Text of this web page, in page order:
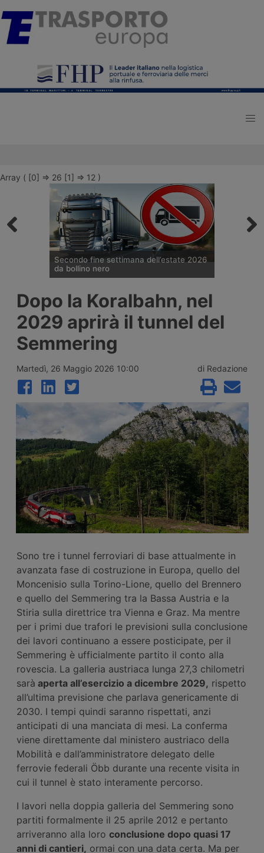
Array ( [0] => 26 [1] => 12 )
Secondo fine settimana dell’estate 2026
da bollino nero
e potenziamento del personale Anas sulla
rete nazionale nel weekend che apre la
settimana di Ferragosto, con oltre 25
milioni di spostamenti attesi tra il 7 e il 9
agosto 2026.
Dopo la Koralbahn, nel
2029 aprirà il tunnel del
Semmering
Martedì, 26 Maggio 2026 10:00 di Redazione
Sono tre i tunnel ferroviari di base attualmente in
avanzata fase di costruzione in Europa, quello del
Moncenisio sulla Torino-Lione, quello del Brennero
e quello del Semmering tra la Bassa Austria e la
Stiria sulla direttrice tra Vienna e Graz. Ma mentre
per i primi due trafori le previsioni sulla conclusione
dei lavori continuano a essere posticipate, per il
Semmering è ufficialmente partito il conto alla
rovescia. La galleria austriaca lunga 27,3 chilometri
sarà aperta all’esercizio a dicembre 2029, rispetto
all’ultima previsione che parlava genericamente di
2030. I tempi quindi saranno rispettati, anzi
anticipati di una manciata di mesi. La conferma
viene direttamente dal ministero austriaco della
Mobilità e dall’amministratore delegato delle
ferrovie federali Öbb durante una recente visita in
cui il tunnel è stato interamente percorso.
I lavori nella doppia galleria del Semmering sono
partiti formalmente il 25 aprile 2012 e pertanto
arriveranno alla loro conclusione dopo quasi 17
anni di cantieri, ormai con una data certa. Ma per